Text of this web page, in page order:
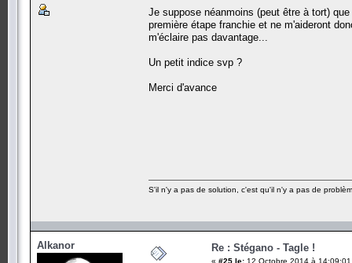
Je suppose néanmoins (peut être à tort)
première étape franchie et ne m'aideront
m'éclaire pas davantage...
Un petit indice svp ?
Merci d'avance
S'il n'y a pas de solution, c'est qu'il n'y a pas de
Alkanor Re : Stégano - Tagle !
« #25 le: 12 Octobre 2014 à